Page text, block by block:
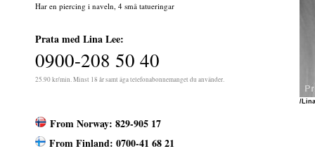
Har en piercing i naveln, 4 små tatueringar
Prata med Lina Lee:
0900-208 50 40
25.90 kr/min. Minst 18 år samt äga telefonabonnemanget du använder.
From Norway: 829-905 17
From Finland: 0700-41 68 21
/